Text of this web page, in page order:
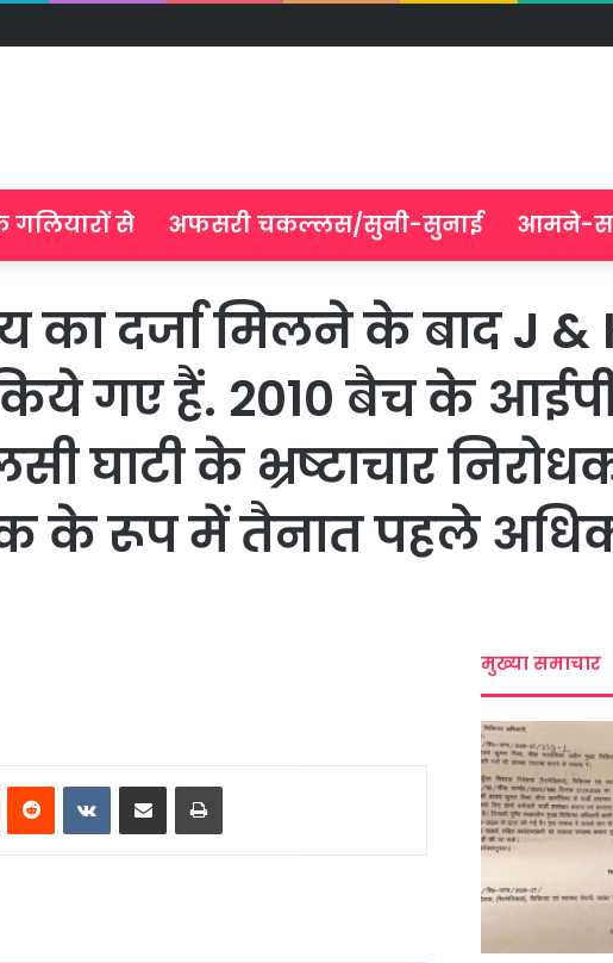
गलियारों से अफसरी चकल्लस/सुनी-सुनाई आमने-
का दर्जा मिलने के बाद J
गए हैं. 2010 बैच के
घाटी के भ्रष्टाचार
के रूप में तैनात पहले
Reddit VKontakte
Share via Email Print
मुख्या समाचार